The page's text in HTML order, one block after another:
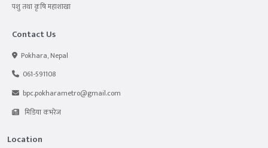
पशु तथा कृषि महाशाखा
Contact Us
Pokhara, Nepal
061-591108
bpc.pokharametro@gmail.com
मिडिया कभरेज
Location